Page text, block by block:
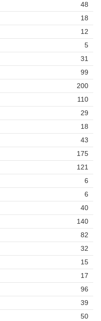
48
18
12
5
31
99
200
110
29
18
43
175
121
6
6
40
140
82
32
15
17
96
39
50